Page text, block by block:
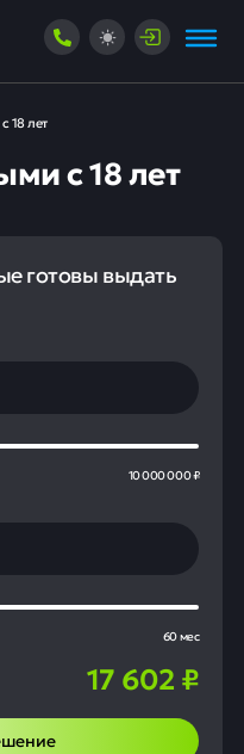
18 лет
с 18 лет
готовы выдать
10 000 000 ₽
60 мес
17 602₽